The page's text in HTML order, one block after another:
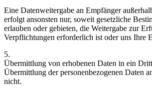
Eine Datenweitergabe an Empfänger
erfolgt ansonsten nur, soweit gesetzliche
erlauben oder gebieten, die Weitergabe zur
Verpflichtungen erforderlich ist oder uns Ihre
5.
Übermittlung von erhobenen Daten in ein
Übermittlung der personenbezogenen Daten
nicht.